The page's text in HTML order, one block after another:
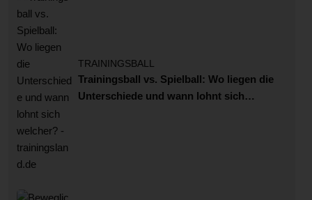
TRAININGSBALL
Trainingsball vs. Spielball: Wo liegen die
Unterschiede und wann lohnt sich